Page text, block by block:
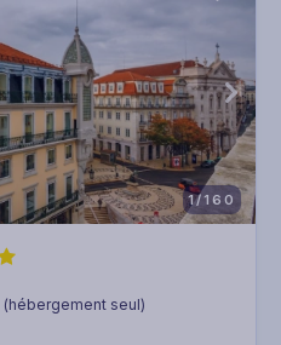
1/160
(hébergement seul)